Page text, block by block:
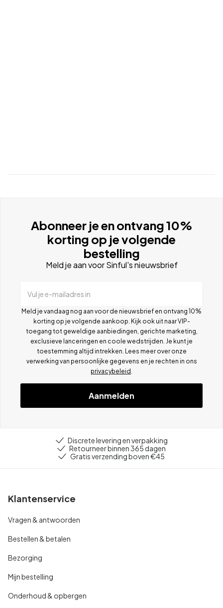
Abonneer je en ontvang 10%
korting op je volgende
bestelling
Meld je aan voor Sinful's nieuwsbrief
Vul je e-mailadres in
Meld je vandaag nog aan voor de nieuwsbrief en ontvang 10%
korting op je volgende aankoop. Kijk ook uit naar VIP-
toegang tot geweldige aanbiedingen, gerichte marketing,
exclusieve lanceringen en coole wedstrijden. Je kunt je
toestemming altijd intrekken. Lees meer over onze
verwerking van persoonlijke gegevens en je rechten in ons
privacybeleid
Aanmelden
Discrete levering en verpakking
Retourneer binnen 365 dagen
Gratis verzending boven €45
Klantenservice
Vragen & antwoorden
Bestellen & betalen
Bezorging
Mijn bestelling
Onderhoud & opbergen